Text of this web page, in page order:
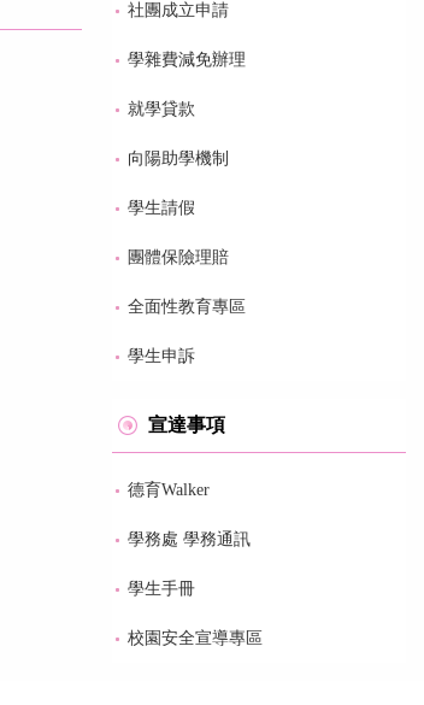
社團成立申請
學雜費減免辦理
就學貸款
向陽助學機制
學生請假
團體保險理賠
全面性教育專區
學生申訴
宣達事項
德育Walker
學務處 學務通訊
學生手冊
校園安全宣導專區